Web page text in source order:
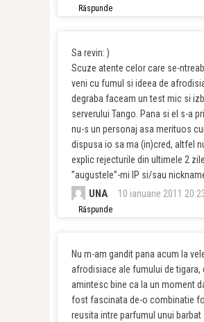
Răspunde
Sa revin: )
Scuze atente celor care se-
veni cu fumul si ideea de
degraba faceam un test mic si
serverului Tango. Pana si el s-a
nu-s un personaj asa merituos
dispusa io sa ma (in)cred, altfel
explic rejecturile din ultimele 2
”augustele”-mi IP si/sau
UNA 10 ianuarie 2011
Răspunde
Nu m-am gandit pana acum la
afrodisiace ale fumului de tigara,
amintesc bine ca la un moment
fost fascinata de-o combinatie
reusita intre parfumul unui barbat